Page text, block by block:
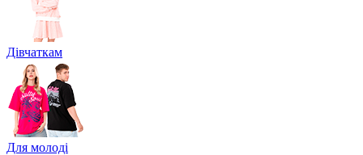
Дівчаткам
Для молоді